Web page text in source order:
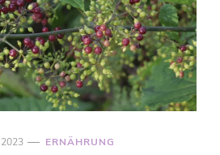
ERNÄHRUNG